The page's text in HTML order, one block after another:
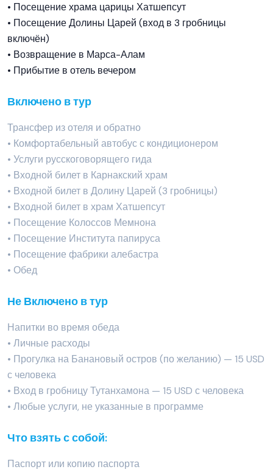
• Посещение храма царицы Хатшепсут
• Посещение Долины Царей (вход в 3 гробницы
включён)
• Возвращение в Марса-Алам
• Прибытие в отель вечером
Включено в тур
Трансфер из отеля и обратно
• Комфортабельный автобус с кондиционером
• Услуги русскоговорящего гида
• Входной билет в Карнакский храм
• Входной билет в Долину Царей (3 гробницы)
• Входной билет в храм Хатшепсут
• Посещение Колоссов Мемнона
• Посещение Института папируса
• Посещение фабрики алебастра
• Обед
Не Включено в тур
Напитки во время обеда
• Личные расходы
• Прогулка на Банановый остров (по желанию) — 15 USD
с человека
• Вход в гробницу Тутанхамона — 15 USD с человека
• Любые услуги, не указанные в программе
Что взять с собой:
Паспорт или копию паспорта